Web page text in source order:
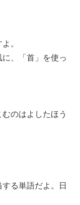
。
、「首」を使っ
のはよしたほう
る単語だよ。日